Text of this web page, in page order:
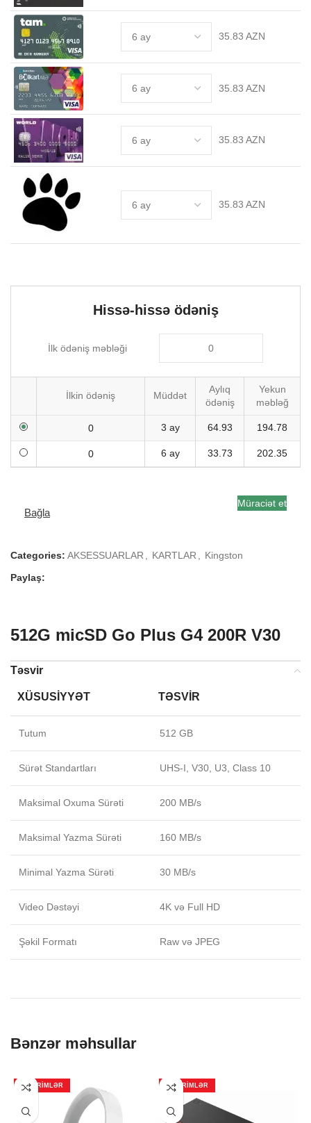
35.83 AZN
35.83 AZN
35.83 AZN
35.83 AZN
Hissə-hissə ödəniş
İlk ödəniş məbləği
İlkin ödəniş Müddət
Aylıq
ödəniş
Yekun
məbləğ
3 ay 64.93 194.78
6 ay 33.73 202.35
Bağla
Müraciət et
Categories: AKSESSUARLAR KARTLAR
Kingston
Paylaş:
512G micSD Go Plus G4 200R V30
Təsvir
XÜSUSIYYƏT TƏSVIR
Tutum 512 GB
Sürət Standartları UHS-I, V30, U3, Class 10
Maksimal Oxuma Sürəti 200 MB/s
Maksimal Yazma Sürəti 160 MB/s
Minimal Yazma Sürəti 30 MB/s
Video Dəstəyi 4K və Full HD
Şəkil Formatı Raw və JPEG
Bənzər məhsullar
ENDIRIMLƏR ENDIRIMLƏR